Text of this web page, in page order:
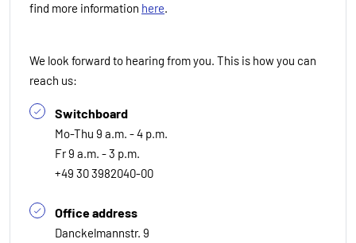
find more information here.
We look forward to hearing from you. This is how you can
reach us:
Switchboard
Mo-Thu 9 a.m. - 4 p.m.
Fr 9 a.m. - 3 p.m.
+49 30 3982040-00
Office address
Danckelmannstr. 9